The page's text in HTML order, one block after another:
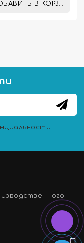
В КОРЗИНУ